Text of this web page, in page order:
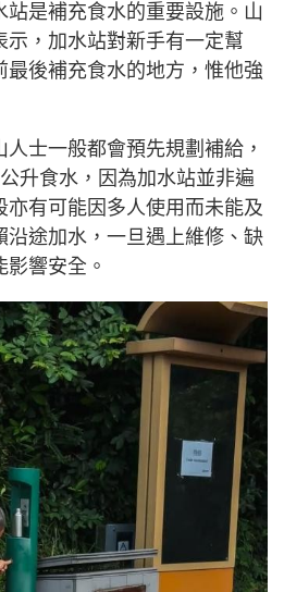
是補充食水的重要設施。山
示，加水站對新手有一定幫
最後補充食水的地方，惟他強
士一般都會預先規劃補給，
升食水，因為加水站並非遍
亦有可能因多人使用而未能及
沿途加水，一旦遇上維修、缺
響安全。